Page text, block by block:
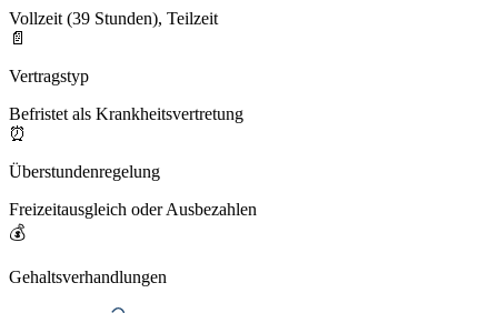
Vollzeit (39 Stunden), Teilzeit
📄
Vertragstyp
Befristet als Krankheitsvertretung
⏰
Überstundenregelung
Freizeitausgleich oder Ausbezahlen
💰
Gehaltsverhandlungen